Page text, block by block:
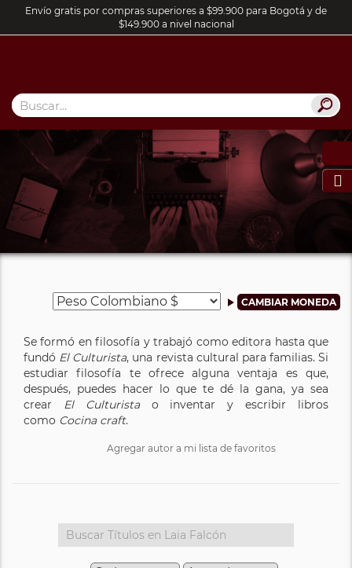
Envío gratis por compras superiores a $99.900 para Bogotá y de
$149.900 a nivel nacional

Se formó en filosofía y trabajó como editora hasta que
fundó El Culturista, una revista cultural para familias. Si
estudiar filosofía te ofrece alguna ventaja es que,
después, puedes hacer lo que te dé la gana, ya sea
crear El Culturistao inventar y escribir libros
como Cocina craft.
Agregar autor a mi lista de favoritos